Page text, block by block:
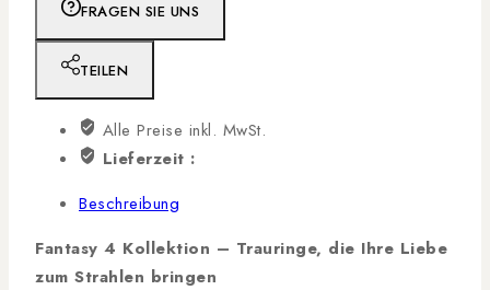
FRAGEN SIE UNS
TEILEN
Alle Preise inkl. MwSt.
Lieferzeit :
Beschreibung
Fantasy 4 Kollektion – Trauringe, die Ihre Liebe
zum Strahlen bringen